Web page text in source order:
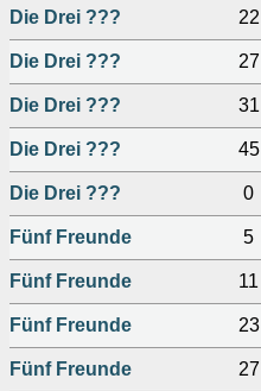
Die Drei ??? 22
Die Drei ??? 27
Die Drei ??? 31
Die Drei ??? 45
Die Drei ??? 0
Fünf Freunde 5
Fünf Freunde 11
Fünf Freunde 23
Fünf Freunde
27